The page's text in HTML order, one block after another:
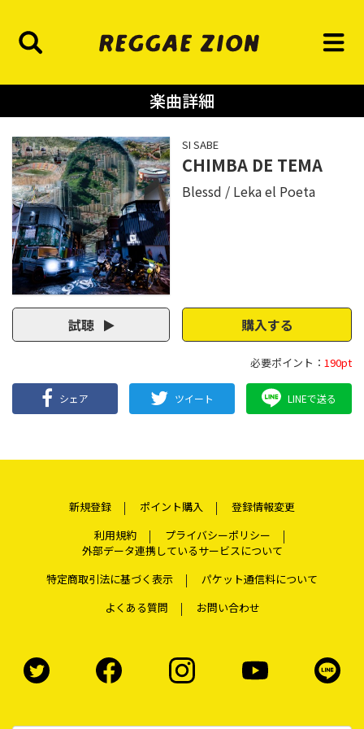
楽曲詳細
SI SABE
CHIMBA DE TEMA
Blessd Leka el Poeta
試聴 購入する
必要ポイント： 190pt
シェア ツイート LINEで送る
新規登録 ポイント購入
登録情報変更
利用規約
プライバシーポリシー
外部データ連携しているサービスについて
特定商取引法に基づく表示
パケット通信料について
よくある質問
お問い合わせ